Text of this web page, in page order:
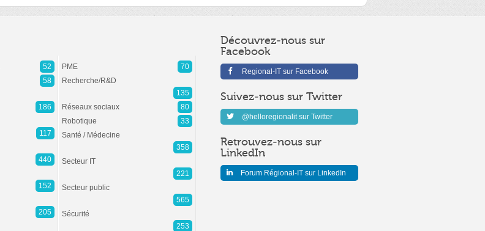
Découvrez-nous sur
Facebook
Regional-IT sur Facebook
Suivez-nous sur Twitter
@helloregionalit sur Twitter
Retrouvez-nous sur
LinkedIn
Forum Régional-IT sur LinkedIn
52
58
186
117
440
152
205
PME
70
Recherche/R&D
135
Réseaux sociaux
80
Robotique
33
Santé / Médecine
358
Secteur IT
221
Secteur public
565
Sécurité
253